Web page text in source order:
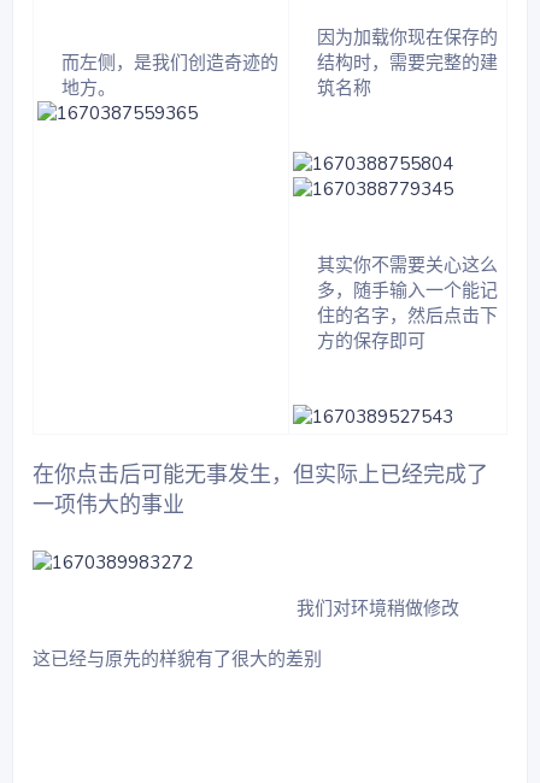
而左侧，是我们创造奇迹的
地方。​
因为加载你现在保存的
结构时，需要完整的建
筑名称​
其实你不需要关心这么
多，随手输入一个能记
住的名字，然后点击下
方的保存即可​
在你点击后可能无事发生，但实际上已经完成了
一项伟大的事业
我们对环境稍做修改
这已经与原先的样貌有了很大的差别